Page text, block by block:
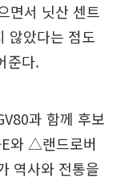
면서 닛산 센트
않았다는 점도
준다.
과 함께 후보
와 △랜드로버
역사와 전통을